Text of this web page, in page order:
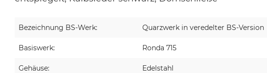
Bezeichnung BS-Werk: Quarzwerk in veredelter BS-Version
Basiswerk: Ronda 715
Gehäuse: Edelstahl